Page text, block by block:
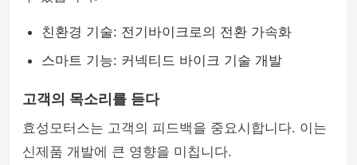
친환경 기술: 전기바이크로의 전환 가속화
스마트 기능: 커넥티드 바이크 기술 개발
고객의 목소리를 듣다
효성모터스는 고객의 피드백을 중요시합니다. 이는
신제품 개발에 큰 영향을 미칩니다.